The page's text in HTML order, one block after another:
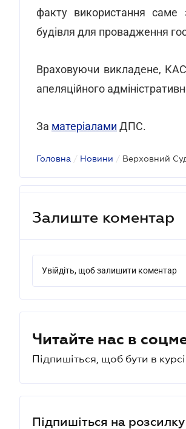
факту використання саме
будівля для провадження
Враховуючи викладене,
апеляційного
За матеріалами ДПС.
Головна / Новини /
Залиште коментар
Увійдіть, щоб залишити коментар
Читайте нас в
Підпишіться, щоб бути в
Підпишіться на розсилку